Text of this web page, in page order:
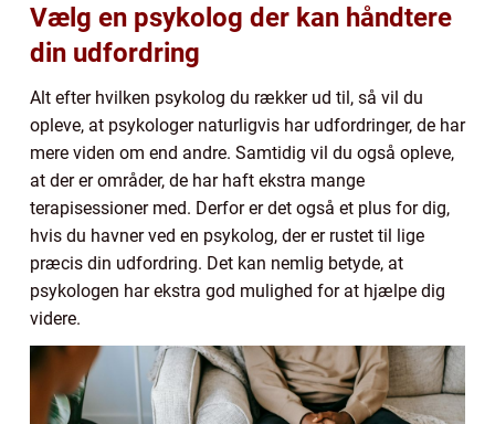
Vælg en psykolog der kan håndtere
din udfordring
Alt efter hvilken psykolog du rækker ud til, så vil du
opleve, at psykologer naturligvis har udfordringer, de har
mere viden om end andre. Samtidig vil du også opleve,
at der er områder, de har haft ekstra mange
terapisessioner med. Derfor er det også et plus for dig,
hvis du havner ved en psykolog, der er rustet til lige
præcis din udfordring. Det kan nemlig betyde, at
psykologen har ekstra god mulighed for at hjælpe dig
videre.